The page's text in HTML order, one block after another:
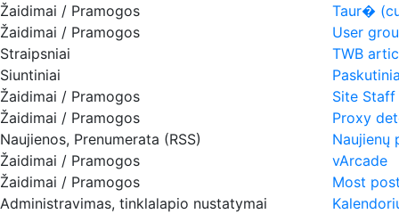
Žaidimai / Pramogos
Taur�
Žaidimai / Pramogos
User
Straipsniai
TWB
Siuntiniai
Žaidimai / Pramogos
Site Staff
Žaidimai / Pramogos
Proxy
Naujienos, Prenumerata (RSS)
Naujienų
Žaidimai / Pramogos
vArcade
Žaidimai / Pramogos
Most
Administravimas, tinklalapio nustatymai